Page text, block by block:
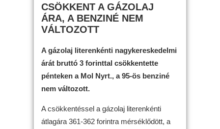
CSÖKKENT A GÁZOLAJ
ÁRA, A BENZINÉ NEM
VÁLTOZOTT
A gázolaj literenkénti nagykereskedelmi
árát bruttó 3 forinttal csökkentette
pénteken a Mol Nyrt., a 95-ös benziné
nem változott.
A csökkentéssel a gázolaj literenkénti
átlagára 361-362 forintra mérséklődött, a